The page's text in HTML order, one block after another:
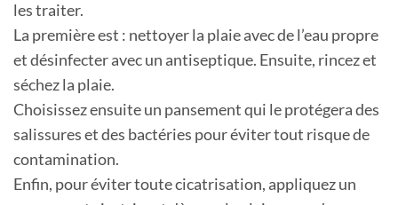
les traiter.
La première est : nettoyer la plaie avec de l’eau propre
et désinfecter avec un antiseptique. Ensuite, rincez et
séchez la plaie.
Choisissez ensuite un pansement qui le protégera des
salissures et des bactéries pour éviter tout risque de
contamination.
Enfin, pour éviter toute cicatrisation, appliquez un